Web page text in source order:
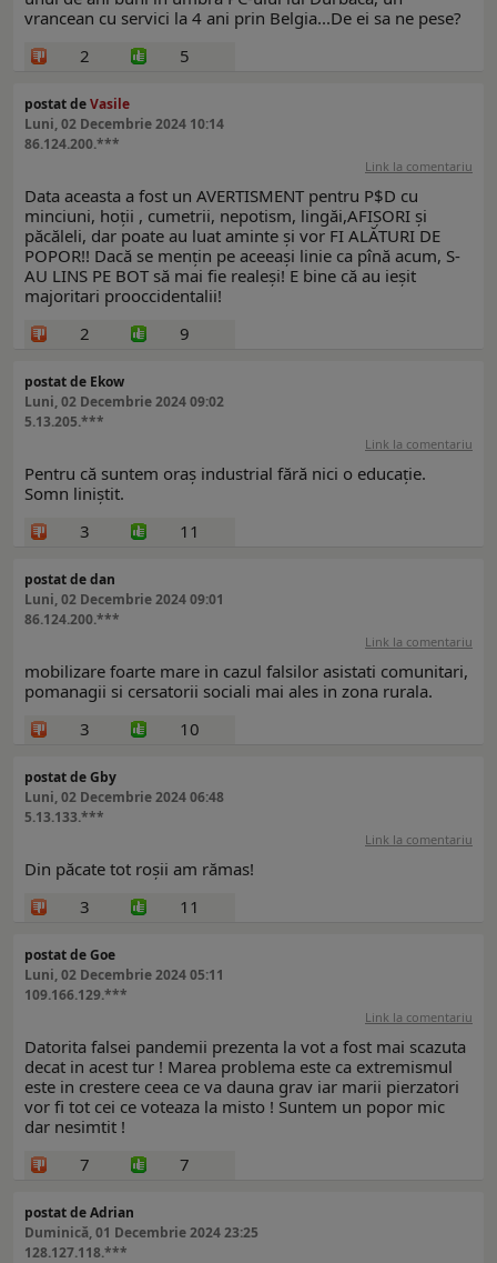
vrancean cu servici la 4 ani prin Belgia...De ei sa ne pese?
2
5
postat deVasile
Luni, 02 Decembrie 2024 10:14
86.124.200.***
Link la comentariu
Data aceasta a fost un AVERTISMENT pentru P$D cu
minciuni, hoții , cumetrii, nepotism, lingăi,AFIȘORI și
păcăleli, dar poate au luat aminte și vor FI ALĂTURI DE
POPOR!! Dacă se mențin pe aceeași linie ca pînă acum, S-
AU LINS PE BOT să mai fie realeși! E bine că au ieșit
majoritari prooccidentalii!
2
9
postat de Ekow
Luni, 02 Decembrie 2024 09:02
5.13.205.***
Link la comentariu
Pentru că suntem oraș industrial fără nici o educație.
Somn liniștit.
3
11
postat de dan
Luni, 02 Decembrie 2024 09:01
86.124.200.***
Link la comentariu
mobilizare foarte mare in cazul falsilor asistati comunitari,
pomanagii si cersatorii sociali mai ales in zona rurala.
3
10
postat de Gby
Luni, 02 Decembrie 2024 06:48
5.13.133.***
Link la comentariu
Din păcate tot roșii am rămas!
3
11
postat de Goe
Luni, 02 Decembrie 2024 05:11
109.166.129.***
Link la comentariu
Datorita falsei pandemii prezenta la vot a fost mai scazuta
decat in acest tur ! Marea problema este ca extremismul
este in crestere ceea ce va dauna grav iar marii pierzatori
vor fi tot cei ce voteaza la misto ! Suntem un popor mic
dar nesimtit !
7
7
postat de Adrian
Duminică, 01 Decembrie 2024 23:25
128.127.118.***